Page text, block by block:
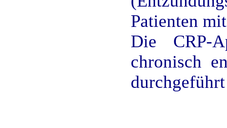
Patienten
Die CRP-
chronisch